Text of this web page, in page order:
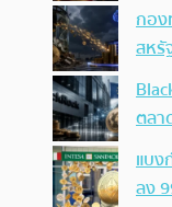
กอง
สหรั
ตลา
แบง
ลง